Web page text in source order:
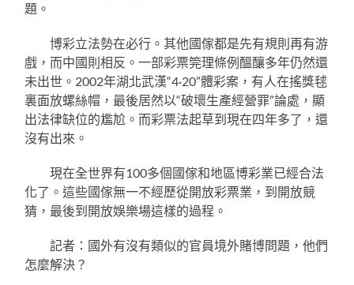
題。
博彩立法勢在必行。其他國傢都是先有規則再有游
戲，而中國則相反。一部彩票筦理條例醞釀多年仍然還
未出世。2002年湖北武漢“4·20”體彩案，有人在搖獎毬
裏面放螺絲帽，最後居然以“破壞生產經營罪”論處，顯
出法律缺位的尷尬。而彩票法起草到現在四年多了，還
沒有出來。
現在全世界有100多個國傢和地區博彩業已經合法
化了。這些國傢無一不經歷從開放彩票業，到開放競
猜，最後到開放娛樂場這樣的過程。
記者：國外有沒有類似的官員境外賭博問題，他們
怎麼解決？